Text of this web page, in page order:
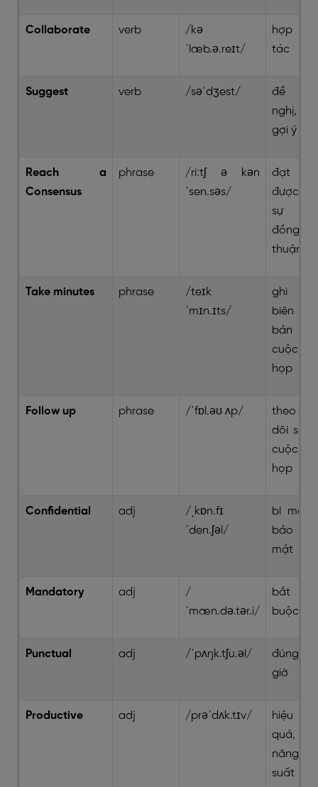
Collaborate verb
/kə
ˈlæb.ə.reɪt/
hợp
tác
Suggest verb /səˈdʒest/
đề
nghị,
gợi ý
Reach a
Consensus
phrase
/riːtʃ ə kən
ˈsen.səs/
đạt
được
sự
đồng
thuận
Take minutes phrase
/teɪk
ˈmɪn.ɪts/
ghi
biên
bản
cuộc
họp
Follow up phrase /ˈfɒl.əʊ ʌp/
theo
dõi sau
cuộc
họp
Confidential adj
/ˌkɒn.fɪ
ˈden.ʃəl/
bí mật,
bảo
mật
Mandatory adj
/
ˈmæn.də.tər.i/
bắt
buộc
Punctual adj /ˈpʌŋk.tʃu.əl/
đúng
giờ
Productive adj /prəˈdʌk.tɪv/
hiệu
quả,
năng
suất